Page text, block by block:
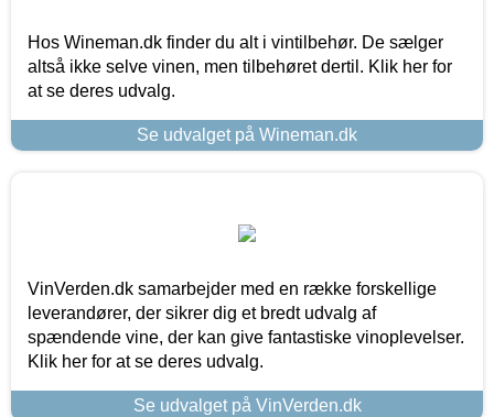
Hos Wineman.dk finder du alt i vintilbehør. De sælger
altså ikke selve vinen, men tilbehøret dertil. Klik her for
at se deres udvalg.
Se udvalget på Wineman.dk
VinVerden.dk samarbejder med en række forskellige
leverandører, der sikrer dig et bredt udvalg af
spændende vine, der kan give fantastiske vinoplevelser.
Klik her for at se deres udvalg.
Se udvalget på VinVerden.dk